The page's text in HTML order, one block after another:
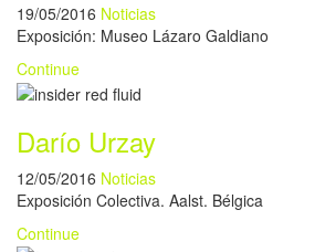
19/05/2016 Noticias
Exposición: Museo Lázaro Galdiano
Continue
Darío Urzay
12/05/2016 Noticias
Exposición Colectiva. Aalst. Bélgica
Continue